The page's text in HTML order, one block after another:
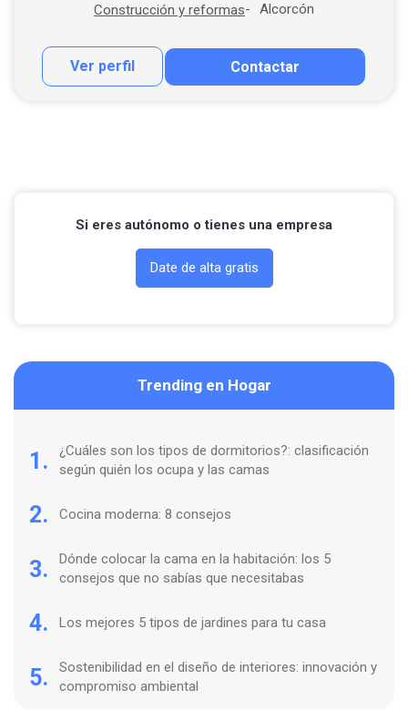
Construcción y reformas Alcorcón
Ver perfil Contactar
Contactar por correo
Si eres autónomo o tienes una empresa
Date de alta gratis
Trending en Hogar
1.
¿Cuáles son los tipos de dormitorios?: clasificación
según quién los ocupa y las camas
2. Cocina moderna: 8 consejos
3.
Dónde colocar la cama en la habitación: los 5
consejos que no sabías que necesitabas
4. Los mejores 5 tipos de jardines para tu casa
5.
Sostenibilidad en el diseño de interiores: innovación y
compromiso ambiental